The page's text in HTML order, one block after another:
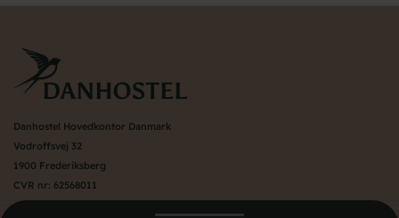
Danhostel Hovedkontor Danmark
Vodroffsvej 32
1900 Frederiksberg
CVR nr: 62568011